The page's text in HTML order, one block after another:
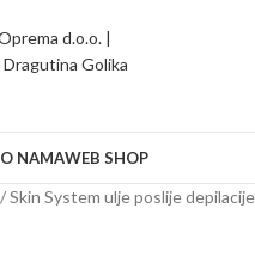
O NAMAWEB SHOP
Skin System ulje poslije depilacije